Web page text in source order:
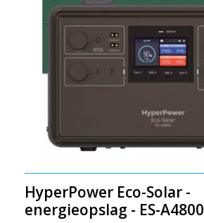
HyperPower Eco-Solar -
energieopslag - ES-A4800